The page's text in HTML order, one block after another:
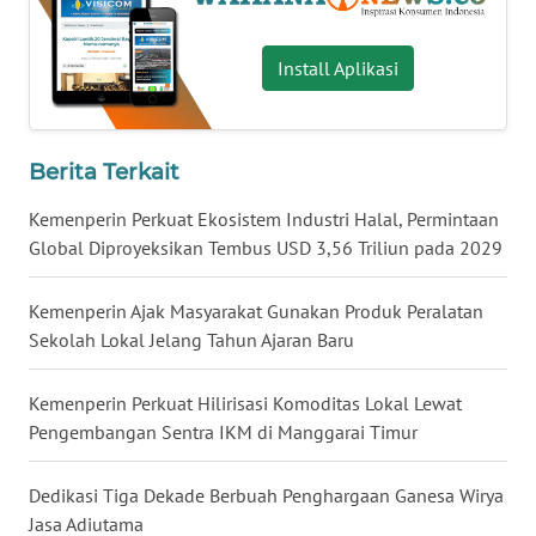
Install Aplikasi
Berita Terkait
Kemenperin Perkuat Ekosistem Industri Halal, Permintaan
Global Diproyeksikan Tembus USD 3,56 Triliun pada 2029
Kemenperin Ajak Masyarakat Gunakan Produk Peralatan
Sekolah Lokal Jelang Tahun Ajaran Baru
Kemenperin Perkuat Hilirisasi Komoditas Lokal Lewat
Pengembangan Sentra IKM di Manggarai Timur
Dedikasi Tiga Dekade Berbuah Penghargaan Ganesa Wirya
Jasa Adiutama
WN
NUSANTARA
JATIM
BALI
KALBAR
KALTENG